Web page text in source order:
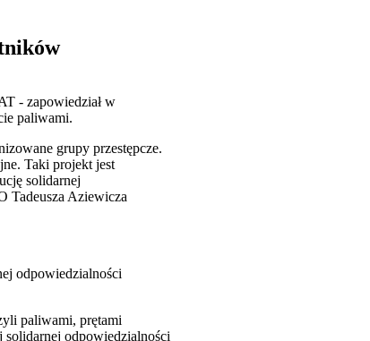
- zapowiedział w
paliwami.
grupy przestępcze.
Taki projekt jest
solidarnej
Tadeusza Aziewicza
odpowiedzialności
paliwami, prętami
solidarnej odpowiedzialności